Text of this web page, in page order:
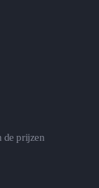
de prijzen